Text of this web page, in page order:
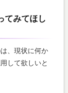
てみてほし
、現状に何か
して欲しいと